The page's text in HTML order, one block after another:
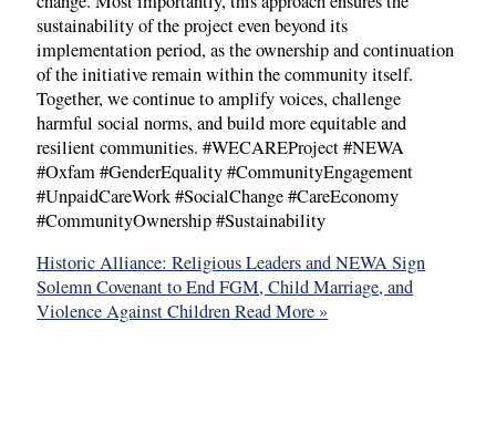
sustainability of the project even beyond its
implementation period, as the ownership and continuation
of the initiative remain within the community itself.
Together, we continue to amplify voices, challenge
harmful social norms, and build more equitable and
resilient communities. #WECAREProject #NEWA
#Oxfam #GenderEquality #CommunityEngagement
#UnpaidCareWork #SocialChange #CareEconomy
#CommunityOwnership #Sustainability
Historic Alliance: Religious Leaders and NEWA Sign
Solemn Covenant to End FGM, Child Marriage, and
Violence Against ChildrenRead More »